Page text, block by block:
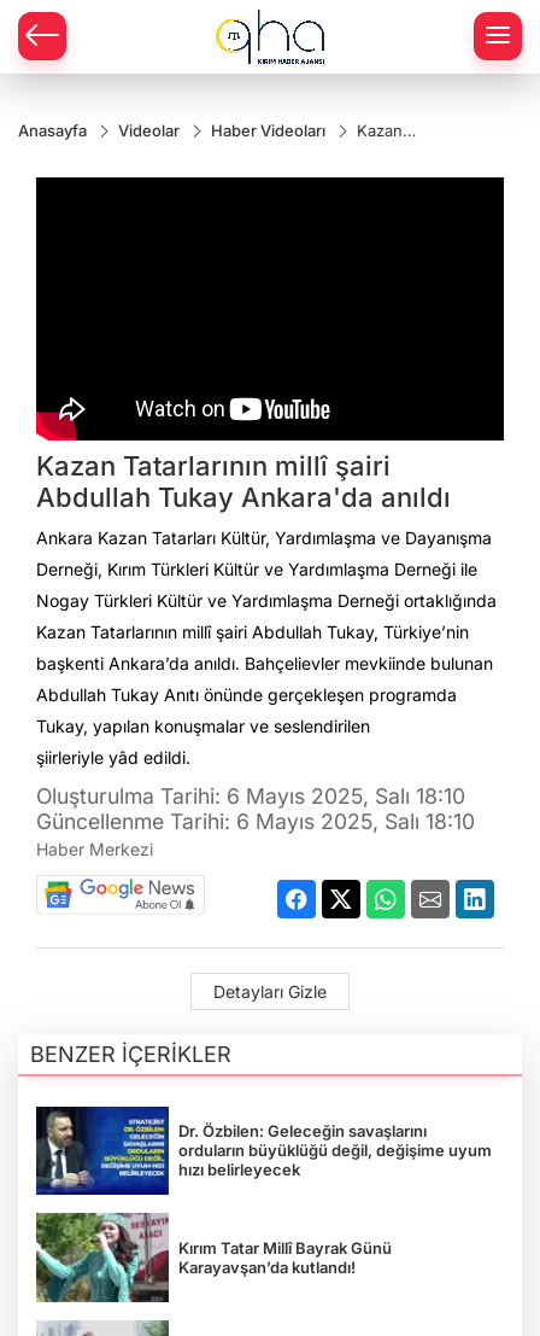
Anasayfa Videolar Haber Videoları
Kazan
Kazan Tatarlarının millî şairi
Abdullah Tukay Ankara'da anıldı
Ankara Kazan Tatarları Kültür, Yardımlaşma ve Dayanışma
Derneği, Kırım Türkleri Kültür ve Yardımlaşma Derneği ile
Nogay Türkleri Kültür ve Yardımlaşma Derneği ortaklığında
Kazan Tatarlarının millî şairi Abdullah Tukay, Türkiye’nin
başkenti Ankara’da anıldı. Bahçelievler mevkiinde bulunan
Abdullah Tukay Anıtı önünde gerçekleşen programda
Tukay, yapılan konuşmalar ve seslendirilen
şiirleriyle yâd edildi.
Oluşturulma Tarihi: 6 Mayıs 2025, Salı 18:10
Güncellenme Tarihi: 6 Mayıs 2025, Salı 18:10
Haber Merkezi
Detayları Gizle
BENZER İÇERİKLER
Dr. Özbilen: Geleceğin savaşlarını
orduların büyüklüğü değil, değişime uyum
hızı belirleyecek
Kırım Tatar Millî Bayrak Günü
Karayavşan’da kutlandı!